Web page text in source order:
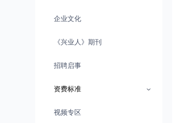
企业文化
《兴业人》期刊
招聘启事
资费标准
视频专区